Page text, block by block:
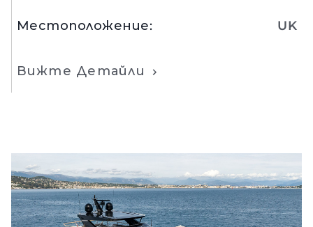
Местоположение: UK
Вижте Детайли